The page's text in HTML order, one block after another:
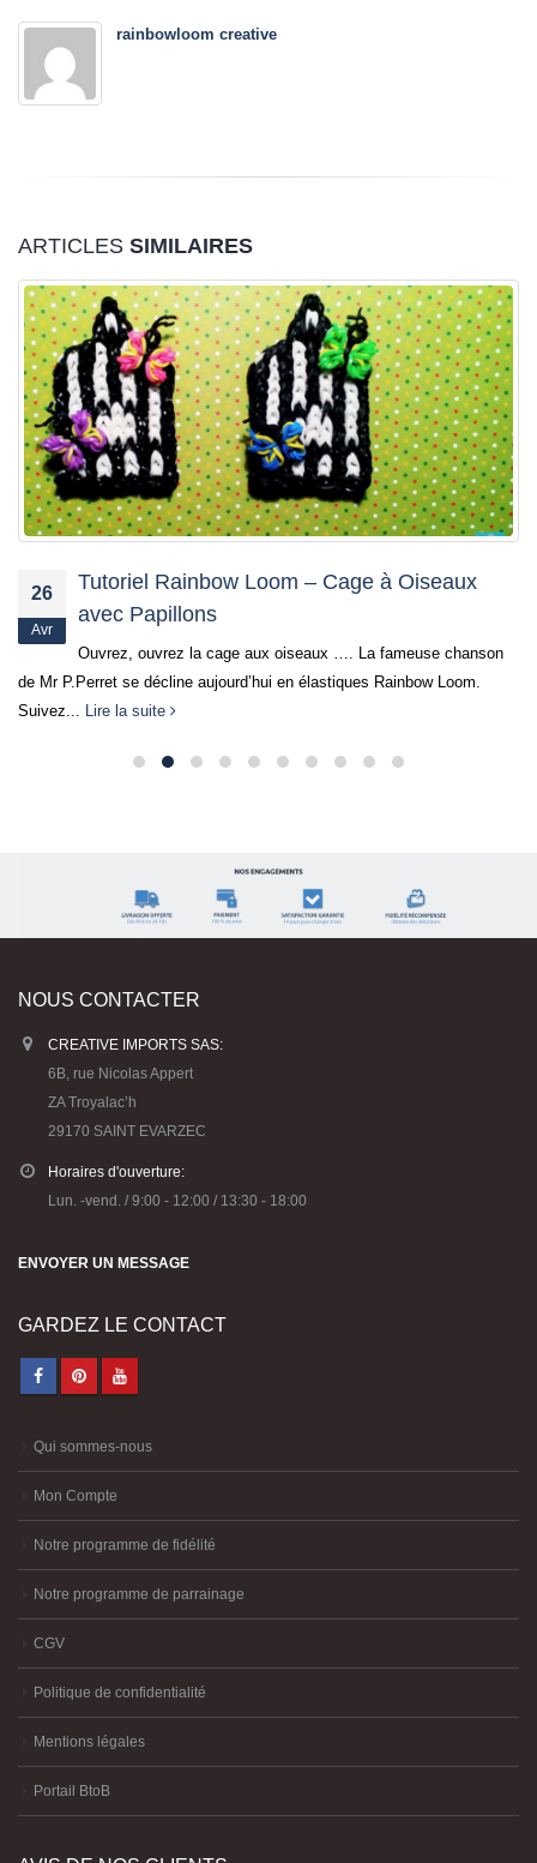
rainbowloom creative
ARTICLES SIMILAIRES
26
Avr
Tutoriel Rainbow Loom – Cage à Oiseaux
avec Papillons
Ouvrez, ouvrez la cage aux oiseaux …. La fameuse chanson
de Mr P.Perret se décline aujourd’hui en élastiques Rainbow Loom.
Suivez... Lire la suite
NOUS CONTACTER
CREATIVE IMPORTS SAS:
6B, rue Nicolas Appert
ZA Troyalac’h
29170 SAINT EVARZEC
Horaires d'ouverture:
Lun. -vend. / 9:00 - 12:00 / 13:30 - 18:00
ENVOYER UN MESSAGE
GARDEZ LE CONTACT
Qui sommes-nous
Mon Compte
Notre programme de fidélité
Notre programme de parrainage
CGV
Politique de confidentialité
Mentions légales
Portail BtoB